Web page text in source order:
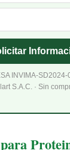
INVIMA-
S.A.C. · Sin